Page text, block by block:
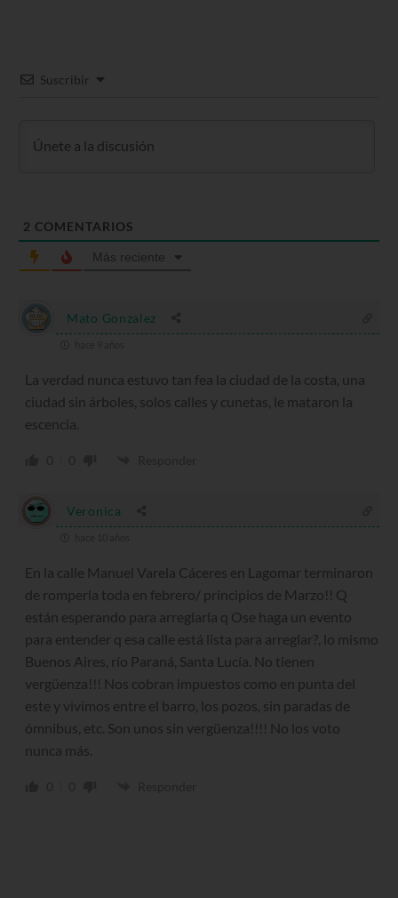
Suscribir
2 COMENTARIOS
Más reciente
Mato Gonzalez
La verdad nunca estuvo tan fea la ciudad de la costa, una
ciudad sin árboles, solos calles y cunetas, le mataron la
escencia.
Veronica
En la calle Manuel Varela Cáceres en Lagomar terminaron
de romperla toda en febrero/ principios de Marzo!! Q
están esperando para arreglarla q Ose haga un evento
para entender q esa calle está lista para arreglar?, lo mismo
Buenos Aires, río Paraná, Santa Lucía. No tienen
vergüenza!!! Nos cobran impuestos como en punta del
este y vivimos entre el barro, los pozos, sin paradas de
ómnibus, etc. Son unos sin vergüenza!!!! No los voto
nunca más.